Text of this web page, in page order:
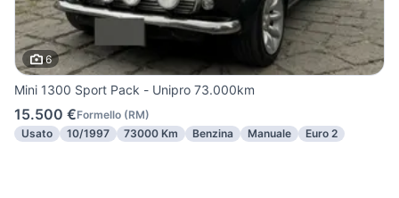
6
Mini 1300 Sport Pack - Unipro 73.000km
15.500 €Formello (RM)
Usato
10/1997 73000 Km Benzina Manuale Euro 2